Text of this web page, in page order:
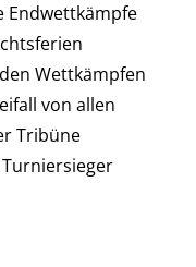
Endwettkämpfe
Wettkämpfen
von allen
Tribüne